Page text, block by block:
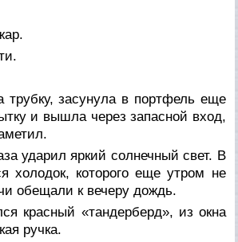
трубку, засунула в портфель еще
и вышла через запасной вход,
ударил яркий солнечный свет. В
холодок, которого еще утром не
обещали к вечеру дождь.
красный «тандерберд», из окна
ручка.